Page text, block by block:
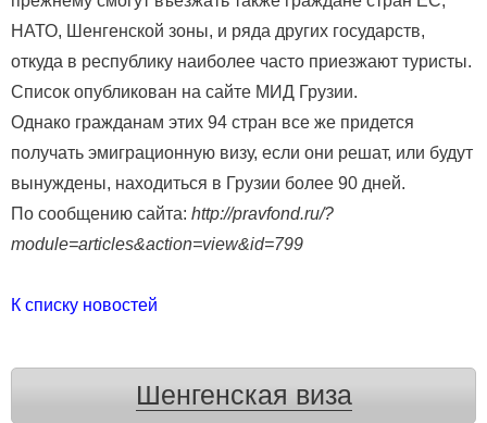
НАТО, Шенгенской зоны, и ряда других государств,
откуда в республику наиболее часто приезжают туристы.
Список опубликован на сайте МИД Грузии.
Однако гражданам этих 94 стран все же придется
получать эмиграционную визу, если они решат, или будут
вынуждены, находиться в Грузии более 90 дней.
По сообщению сайта: http://pravfond.ru/?
module=articles&action=view&id=799
К списку новостей
Шенгенская виза